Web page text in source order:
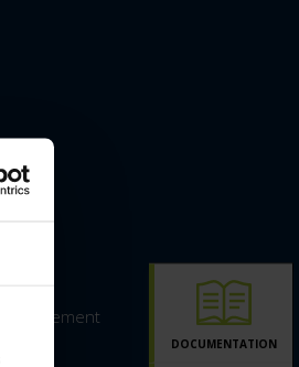
DOCUMENTATION